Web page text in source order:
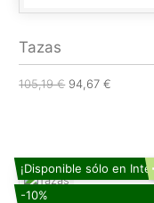
Tazas
105,19 € 94,67 €
¡Disponible sólo en
-10%